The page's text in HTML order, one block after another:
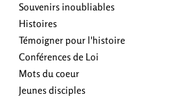
Souvenirs inoubliables
Histoires
Témoigner pour l'histoire
Conférences de Loi
Mots du coeur
Jeunes disciples